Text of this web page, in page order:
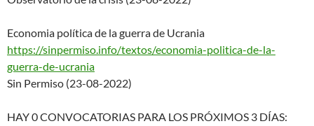
Economia política de la guerra de Ucrania
https://sinpermiso.info/textos/economia-politica-de-la-
guerra-de-ucrania
Sin Permiso (23-08-2022)
HAY 0 CONVOCATORIAS PARA LOS PRÓXIMOS 3 DÍAS: